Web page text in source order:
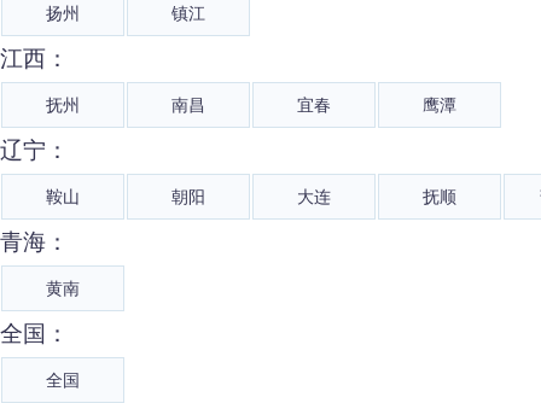
扬州 镇江
江西：
抚州 南昌 宜春 鹰潭
辽宁：
鞍山 朝阳 大连 抚顺
青海：
黄南
全国：
全国